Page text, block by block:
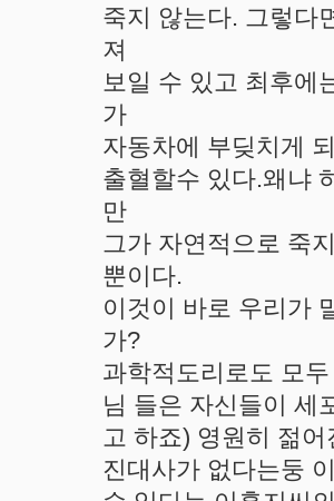
죽지 않는다. 그렇다
져
보일 수 있고 최후에
가
자동차에 부딪치게
출혈할수 있다.왜냐
만
그가 자연적으로 죽
뿐이다.
이것이 바로 우리가
가?
과학적도리로도 모
님 들은 자신들이 세
고 하죠) 영원히 젊
진대사가 없다는둥